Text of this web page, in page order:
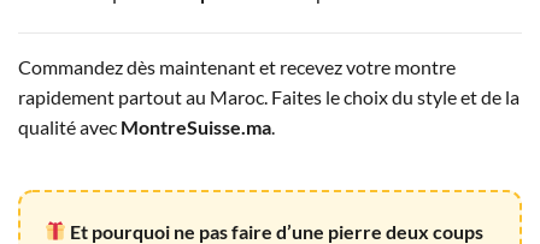
Commandez dès maintenant et recevez votre montre
rapidement partout au Maroc. Faites le choix du style et de la
qualité avec MontreSuisse.ma
Et pourquoi ne pas faire d’une pierre deux coups